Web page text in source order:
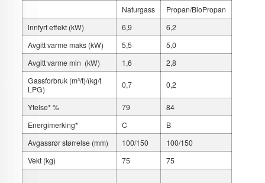
Naturgass
Propan/BioPropan
lnnfyrt effekt (kW)
6,9
6,2
Avgitt varme maks (kW)
5,5
5,0
Avgitt varme min (kW)
1,6
2,8
Gassforbruk (m³/t)/(kg/t
LPG)
0,7 0,2
Ytelse* % 79
84
Energimerking*
C
B
Avgassrør størrelse (mm)
100/150
100/150
Vekt (kg)
75 75